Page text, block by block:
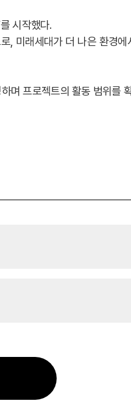
시작했다.
로, 미래세대가 더 나은 환
며 프로젝트의 활동 범위를